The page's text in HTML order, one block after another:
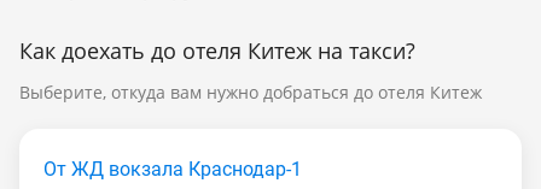
Как доехать до отеля Китеж на такси?
Выберите, откуда вам нужно добраться до отеля Китеж
От ЖД вокзала Краснодар-1